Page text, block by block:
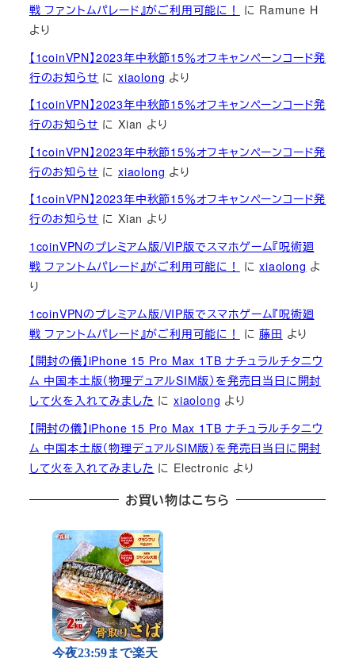
戦 ファントムパレード』がご利用可能に！
に Ramune H
より
【1coinVPN】2023年中秋節15％オフキャンペーンコード発
行のお知らせ にxiaolong より
【1coinVPN】2023年中秋節15％オフキャンペーンコード発
行のお知らせ にXian より
【1coinVPN】2023年中秋節15％オフキャンペーンコード発
行のお知らせ にxiaolong より
【1coinVPN】2023年中秋節15％オフキャンペーンコード発
行のお知らせ にXian より
1coinVPNのプレミアム版/VIP版でスマホゲーム『呪術廻
戦 ファントムパレード』がご利用可能に！
にxiaolong よ
り
1coinVPNのプレミアム版/VIP版でスマホゲーム『呪術廻
戦 ファントムパレード』がご利用可能に！
に藤田 より
【開封の儀】iPhone 15 Pro Max 1TB ナチュラルチタニウ
ム 中国本土版（物理デュアルSIM版）を発売日当日に開封
して火を入れてみました にxiaolong より
【開封の儀】iPhone 15 Pro Max 1TB ナチュラルチタニウ
ム 中国本土版（物理デュアルSIM版）を発売日当日に開封
して火を入れてみました に Electronic より
お買い物はこちら